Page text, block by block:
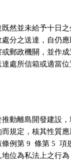
然並未給予十日
分之送達，自仍
郵政機關，並作
處所信箱或適當
動離島開發建設
規定，核其性質
例第 9  條第 5  項
位為私法上之行